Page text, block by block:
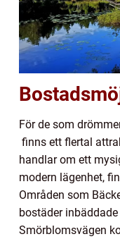
För de som
finns ett flertal
handlar om ett
modern lägenhet,
Områden som
bostäder
Smörblomsvägen